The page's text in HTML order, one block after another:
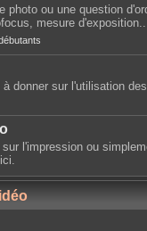
photo ou une question
mesure
donner sur l'utilisation
l'impression ou